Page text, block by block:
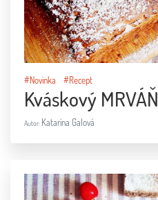
#Novinka #Recept
Kváskový MRVÁŇ
Autor: Katarína Galová